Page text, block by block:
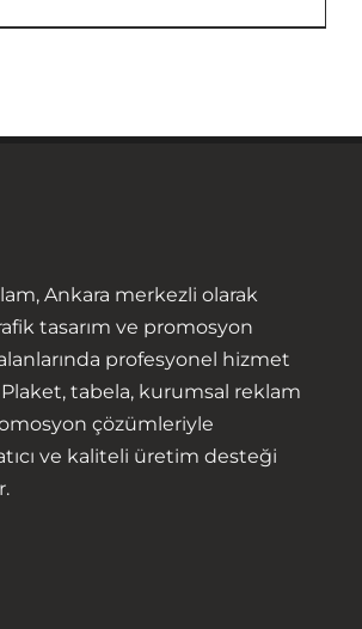
Ankara merkezli olarak
tasarım ve promosyon
profesyonel hizmet
tabela, kurumsal reklam
çözümleriyle
ve kaliteli üretim desteği
Anasayfa